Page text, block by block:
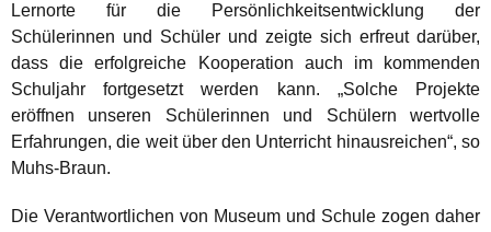
Lernorte für die Persönlichkeitsentwicklung der
Schülerinnen und Schüler und zeigte sich erfreut darüber,
dass die erfolgreiche Kooperation auch im kommenden
Schuljahr fortgesetzt werden kann. „Solche Projekte
eröffnen unseren Schülerinnen und Schülern wertvolle
Erfahrungen, die weit über den Unterricht hinausreichen“, so
Muhs-Braun.
Die Verantwortlichen von Museum und Schule zogen daher